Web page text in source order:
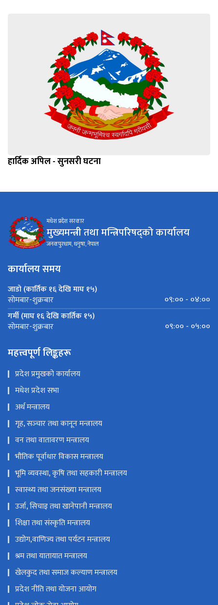
हार्दिक अपिल - सुनसरी घटना
मधेश प्रदेश सरकार
मुख्यमन्त्री तथा मन्त्रिपरिषद्को कार्यालय
जनकपुरधाम, धनुषा, नेपाल
कार्यालय समय
जाडो (कार्तिक १६ देखि माघ १५)
सोमबार-शुक्रबार
०९:०० - ०४:००
गर्मी (माघ १६ देखि कार्तिक १५)
सोमबार-शुक्रबार ०९:०० - ०५:००
महत्त्वपूर्ण लिङ्कहरू
प्रदेश प्रमुखको कार्यालय
मधेश प्रदेश सभा
अर्थ मन्त्रालय
गृह, सञ्‍चार तथा कानून मन्त्रालय
वन तथा वातावरण मन्त्रालय
भौतिक पूर्वाधार विकास मन्त्रालय
भूमि व्यवस्था, कृषि तथा सहकारी मन्त्रालय
स्वास्थ्य तथा जनसंख्या मन्त्रालय
उर्जा, सिचाइ तथा खानेपानी मन्त्रालय
शिक्षा तथा संस्कृति मन्त्रालय
उद्योग,वाणिज्य तथा पर्यटन मन्त्रालय
श्रम तथा यातायात मन्त्रालय
खेलकुद तथा समाज कल्याण मन्त्रालय
प्रदेश नीति तथा योजना आयोग